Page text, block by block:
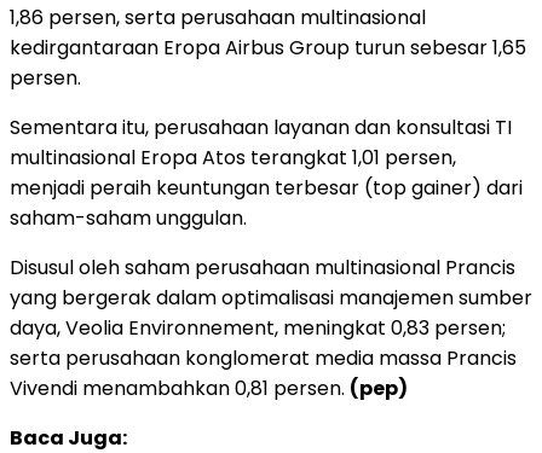
1,86 persen, serta perusahaan multinasional
kedirgantaraan Eropa Airbus Group turun sebesar 1,65
persen.
Sementara itu, perusahaan layanan dan konsultasi TI
multinasional Eropa Atos terangkat 1,01 persen,
menjadi peraih keuntungan terbesar (top gainer) dari
saham-saham unggulan.
Disusul oleh saham perusahaan multinasional Prancis
yang bergerak dalam optimalisasi manajemen sumber
daya, Veolia Environnement, meningkat 0,83 persen;
serta perusahaan konglomerat media massa Prancis
Vivendi menambahkan 0,81 persen. (pep)
Baca Juga: